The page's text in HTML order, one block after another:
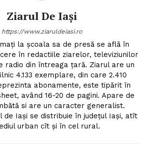
Ziarul De Iași
https://www.ziaruldeiasi.ro
la şcoala sa de presă se află în
în redactiile ziarelor, televiziunilor
radio din întreaga ţară. Ziarul are un
4.133 exemplare, din care 2.410
abonamente, este tipărit în
având 16-20 de pagini. Apare de
si are un caracter generalist.
de Iaşi se distribuie în judeţul Iaşi, atît
urban cît şi în cel rural.